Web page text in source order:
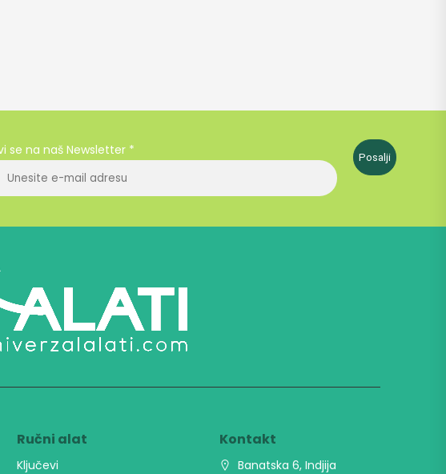
se na naš Newsletter * Posalji
Ručni alat
Ključevi
Kontakt
Banatska 6, Indjija